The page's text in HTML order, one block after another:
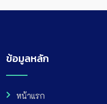
ข้อมูลหลัก
หน้าแรก